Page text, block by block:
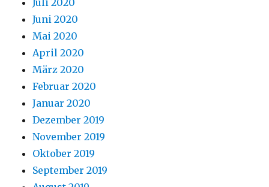
Juli 2020
Juni 2020
Mai 2020
April 2020
März 2020
Februar 2020
Januar 2020
Dezember 2019
November 2019
Oktober 2019
September 2019